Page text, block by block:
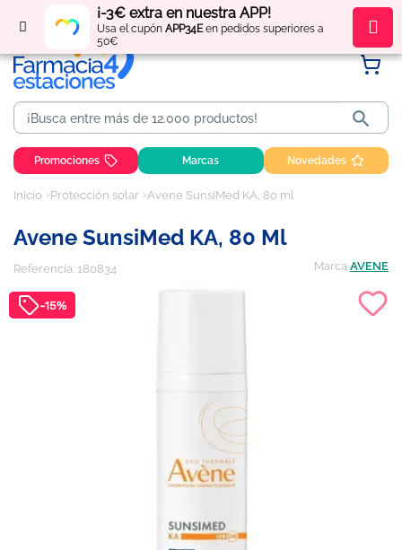
¡-3€ extra en nuestra APP!
Usa el cupón APP34Een pedidos superiores a
50€
Regístratey obténpuntos por tus compras

Promociones Marcas Novedades
Inicio Protección solar Avene SunsiMed KA, 80 ml
Avene SunsiMed KA, 80 Ml
Referencia: 180834 Marca AVENE
-15%